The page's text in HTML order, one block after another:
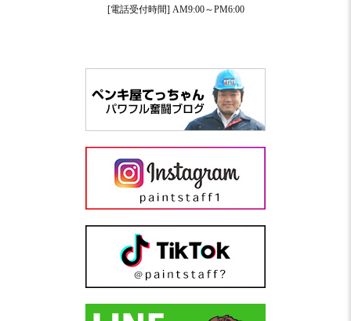
[電話受付時間] AM9:00～PM6:00